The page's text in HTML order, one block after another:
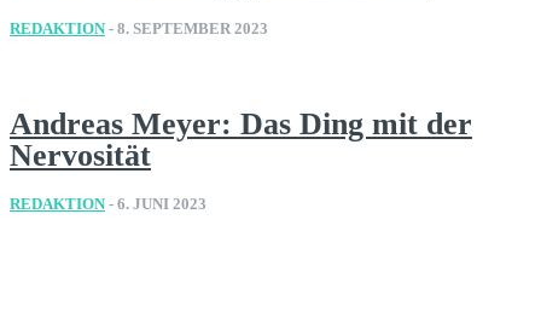
REDAKTION - 8. SEPTEMBER 2023
Andreas Meyer: Das Ding mit der
Nervosität
REDAKTION - 6. JUNI 2023